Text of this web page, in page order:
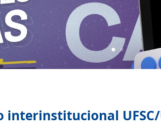
UFSC/